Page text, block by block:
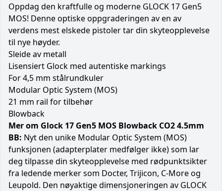
Oppdag den kraftfulle og moderne GLOCK 17 Gen5
MOS! Denne optiske oppgraderingen av en av
verdens mest elskede pistoler tar din skyteopplevelse
til nye høyder.
Sleide av metall
Lisensiert Glock med autentiske markings
For 4,5 mm stålrundkuler
Modular Optic System (MOS)
21 mm rail for tilbehør
Blowback
Mer om Glock 17 Gen5 MOS Blowback CO2 4.5mm
BB: Nyt den unike Modular Optic System (MOS)
funksjonen (adapterplater medfølger ikke) som lar
deg tilpasse din skyteopplevelse med rødpunktsikter
fra ledende merker som Docter, Trijicon, C-More og
Leupold. Den nøyaktige dimensjoneringen av GLOCK